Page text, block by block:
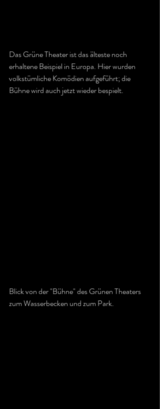
Das Grüne Theater ist das älteste noch
erhaltene Beispiel in Europa. Hier wurden
volkstümliche Komödien aufgeführt; die
Bühne wird auch jetzt wieder bespielt.
Blick von der "Bühne" des Grünen Theaters
zum Wasserbecken und zum Park.